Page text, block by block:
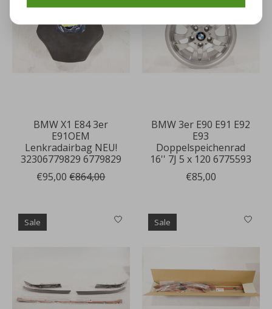
BMW X1 E84 3er
E91OEM
Lenkradairbag NEU!
32306779829 6779829
€95,00 €864,00
BMW 3er E90 E91 E92
E93
Doppelspeichenrad
16'' 7J 5 x 120 6775593
€85,00
Sale Sale